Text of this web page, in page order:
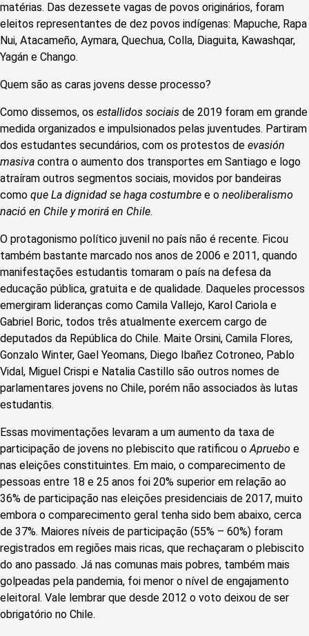
matérias. Das dezessete vagas de povos originários, foram
eleitos representantes de dez povos indígenas: Mapuche, Rapa
Nui, Atacameño, Aymara, Quechua, Colla, Diaguita, Kawashqar,
Yagán e Chango.
Quem são as caras jovens desse processo?
Como dissemos, os estallidos sociais de 2019 foram em grande
medida organizados e impulsionados pelas juventudes. Partiram
dos estudantes secundários, com os protestos de evasión
masiva contra o aumento dos transportes em Santiago e logo
atraíram outros segmentos sociais, movidos por bandeiras
como que La dignidad se haga costumbre e o neoliberalismo
nació en Chile y morirá en Chile.
O protagonismo político juvenil no país não é recente. Ficou
também bastante marcado nos anos de 2006 e 2011, quando
manifestações estudantis tomaram o país na defesa da
educação pública, gratuita e de qualidade. Daqueles processos
emergiram lideranças como Camila Vallejo, Karol Cariola e
Gabriel Boric, todos três atualmente exercem cargo de
deputados da República do Chile. Maite Orsini, Camila Flores,
Gonzalo Winter, Gael Yeomans, Diego Ibañez Cotroneo, Pablo
Vidal, Miguel Crispi e Natalia Castillo são outros nomes de
parlamentares jovens no Chile, porém não associados às lutas
estudantis.
Essas movimentações levaram a um aumento da taxa de
participação de jovens no plebiscito que ratificou oApruebo e
nas eleições constituintes. Em maio, o comparecimento de
pessoas entre 18 e 25 anos foi 20% superior em relação ao
36% de participação nas eleições presidenciais de 2017, muito
embora o comparecimento geral tenha sido bem abaixo, cerca
de 37%. Maiores níveis de participação (55% – 60%) foram
registrados em regiões mais ricas, que rechaçaram o plebiscito
do ano passado. Já nas comunas mais pobres, também mais
golpeadas pela pandemia, foi menor o nível de engajamento
eleitoral. Vale lembrar que desde 2012 o voto deixou de ser
obrigatório no Chile.